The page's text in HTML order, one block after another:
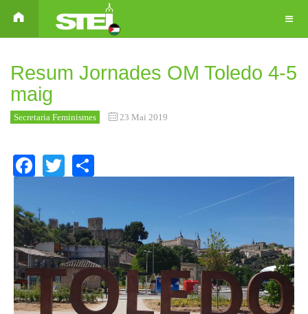
Resum Jornades OM Toledo 4-5
maig
Secretaria Feminismes 23 Mai 2019
Facebook
Twitter